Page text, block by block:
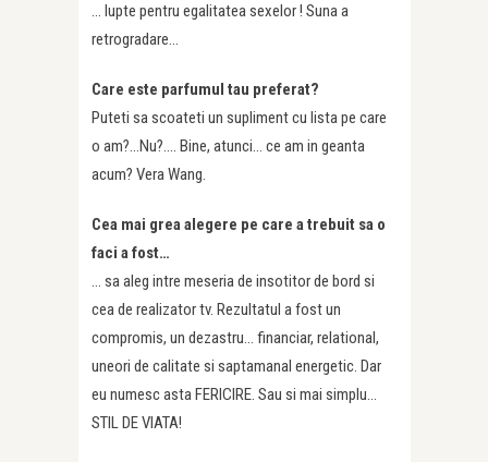
… lupte pentru egalitatea sexelor ! Suna a
retrogradare…
Care este parfumul tau preferat?
Puteti sa scoateti un supliment cu lista pe care
o am?…Nu?…. Bine, atunci… ce am in geanta
acum? Vera Wang.
Cea mai grea alegere pe care a trebuit sa o
faci a fost…
… sa aleg intre meseria de insotitor de bord si
cea de realizator tv. Rezultatul a fost un
compromis, un dezastru… financiar, relational,
uneori de calitate si saptamanal energetic. Dar
eu numesc asta FERICIRE. Sau si mai simplu…
STIL DE VIATA!